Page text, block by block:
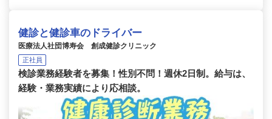
健診と健診車のドライバー
医療法人社団博寿会 創成健診クリニック
正社員
検診業務経験者を募集！性別不問！週休2日制。給与は、
経験・業務実績により応相談。